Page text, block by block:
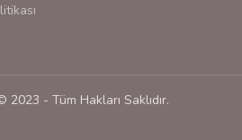
- Tüm Hakları Saklıdır.